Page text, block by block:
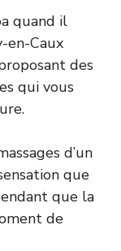
quand il
en-Caux
des
qui vous
d’un
que
que la
de